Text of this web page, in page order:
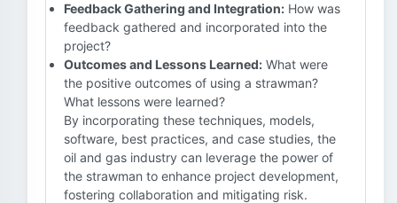
Feedback Gathering and Integration: How was
feedback gathered and incorporated into the
project?
Outcomes and Lessons Learned: What were
the positive outcomes of using a strawman?
What lessons were learned?
By incorporating these techniques, models,
software, best practices, and case studies, the
oil and gas industry can leverage the power of
the strawman to enhance project development,
fostering collaboration and mitigating risk.